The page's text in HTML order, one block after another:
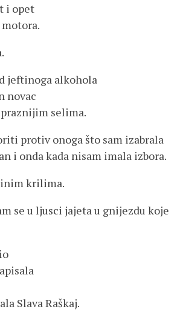
i opet
jeftinoga alkohola
novac
selima.
protiv onoga što sam izabrala
i onda kada nisam imala izbora.
krilima.
se u ljusci jajeta u gnijezdu koje
Slava Raškaj.